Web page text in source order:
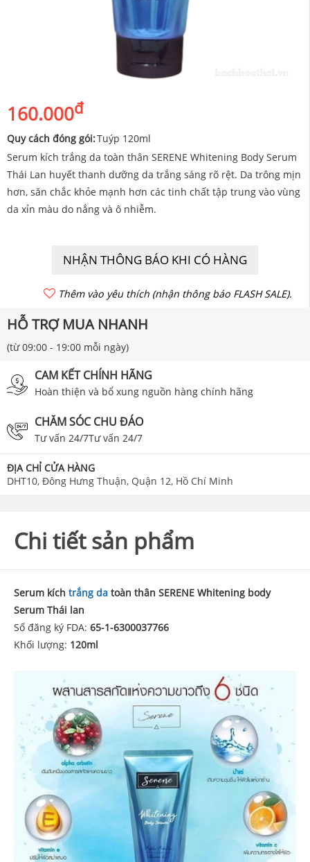
160.000đ
Quy cách đóng gói:Tuýp 120ml
Serum kích trắng da toàn thân SERENE Whitening Body Serum
Thái Lan huyết thanh dưỡng da trắng sáng rõ rệt. Da trông mịn
hơn, săn chắc khỏe mạnh hơn các tinh chất tập trung vào vùng
da xỉn màu do nắng và ô nhiễm.
NHẬN THÔNG BÁO KHI CÓ HÀNG
Thêm vào yêu thích (nhận thông báo FLASH SALE).
HỖ TRỢ MUA NHANH
(từ 09:00 - 19:00 mỗi ngày)
CAM KẾT CHÍNH HÃNG
Hoàn thiện và bổ xung nguồn hàng chính hãng
CHĂM SÓC CHU ĐÁO
Tư vấn 24/7Tư vấn 24/7
ĐỊA CHỈ CỬA HÀNG
DHT10, Đông Hưng Thuận, Quận 12, Hồ Chí Minh
Chi tiết sản phẩm
Serum kích trắng da toàn thân SERENE Whitening body
Serum Thái lan
Số đăng ký FDA: 65-1-6300037766
Khối lượng: 120ml